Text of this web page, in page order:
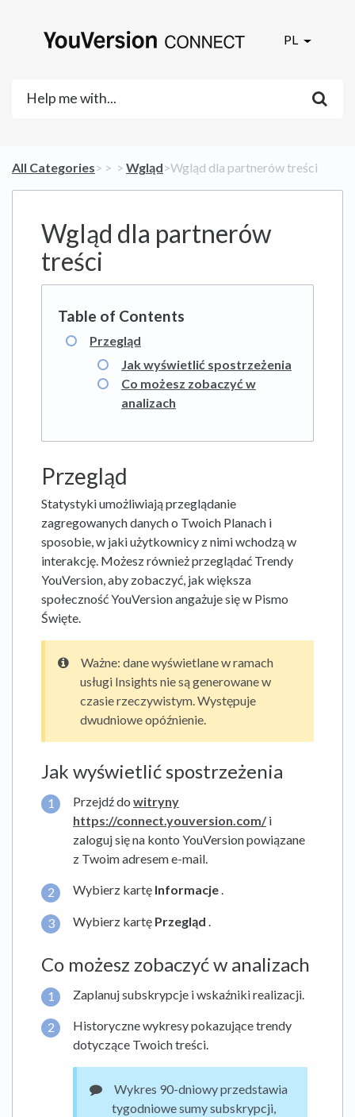
PL
All Categories​>​ ​ > ​ ​ > ​ ​Wgląd​>​ Wgląd dla partnerów treści
Wgląd dla partnerów
treści
Przegląd
Jak wyświetlić spostrzeżenia
Co możesz zobaczyć w
analizach
Przegląd
Statystyki umożliwiają przeglądanie
zagregowanych danych o Twoich Planach i
sposobie, w jaki użytkownicy z nimi wchodzą w
interakcję. Możesz również przeglądać Trendy
YouVersion, aby zobaczyć, jak większa
społeczność YouVersion angażuje się w Pismo
Święte.
Ważne: dane wyświetlane w ramach
usługi Insights nie są generowane w
czasie rzeczywistym. Występuje
dwudniowe opóźnienie.
Jak wyświetlić spostrzeżenia
Przejdź do witryny
https://connect.youversion.com/i
zaloguj się na konto YouVersion powiązane
z Twoim adresem e-mail.
Wybierz kartę Informacje.
Wybierz kartę Przegląd .
Co możesz zobaczyć w analizach
Zaplanuj subskrypcje i wskaźniki realizacji.
Historyczne wykresy pokazujące trendy
dotyczące Twoich treści.
Wykres 90-dniowy przedstawia
tygodniowe sumy subskrypcji,